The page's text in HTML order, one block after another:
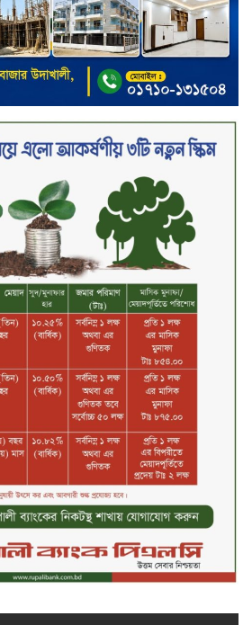
সপ্তাহের শেষ কার্যদিবসে লেনদেনের
তালিকায় শীর্ষে উঠে এসেছে শার্প
ইন্ডাস্ট্রিজ
সপ্তাহের শেষ কার্যদিবসে দরপতনের
শীর্ষে সেনা ইন্স্যুরেন্স
সপ্তাহের শেষ কার্যদিবসে দরবৃদ্ধির শীর্ষে
নিটল ইন্স্যুরেন্স
সিলেটের ওসমানীনগরে দুই বাসের
মুখোমুখি সংঘর্ষে ৮ জন নিহত
২০২৯ সালের মধ্যে বাংলাদেশের
সবচেয়ে বিশ্বস্ত, টেকসই ও ক্যাশলেস
ব্যাংক হওয়ার লক্ষ্য নিয়ে ‘ভিশন ২০২৯’
উন্মোচন করল কমিউনিটি ব্যাংক
বাংলাদেশ পিএলসি